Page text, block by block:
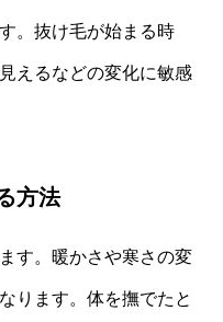
。抜け毛が始まる時
えるなどの変化に敏感
方法
す。暖かさや寒さの変
ります。体を撫でたと